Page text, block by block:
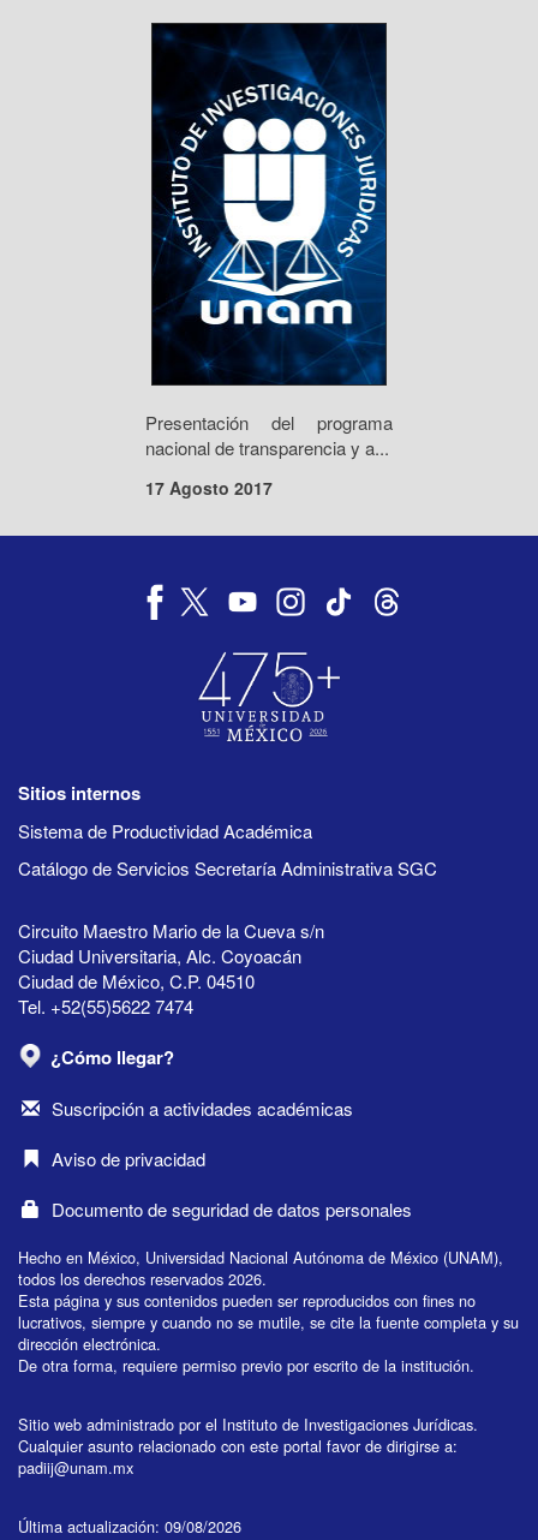
Presentación del programa
nacional de transparencia y a...
17 Agosto 2017
Sitios internos
Sistema de Productividad Académica
Catálogo de Servicios Secretaría Administrativa SGC
Circuito Maestro Mario de la Cueva s/n
Ciudad Universitaria, Alc. Coyoacán
Ciudad de México, C.P. 04510
Tel. +52(55)5622 7474
¿Cómo llegar?
Suscripción a actividades académicas
Aviso de privacidad
Documento de seguridad de datos personales
Hecho en México, Universidad Nacional Autónoma de México (UNAM),
todos los derechos reservados 2026.
Esta página y sus contenidos pueden ser reproducidos con fines no
lucrativos, siempre y cuando no se mutile, se cite la fuente completa y su
dirección electrónica.
De otra forma, requiere permiso previo por escrito de la institución.
Sitio web administrado por el Instituto de Investigaciones Jurídicas.
Cualquier asunto relacionado con este portal favor de dirigirse a:
padiij@unam.mx
Última actualización: 09/08/2026